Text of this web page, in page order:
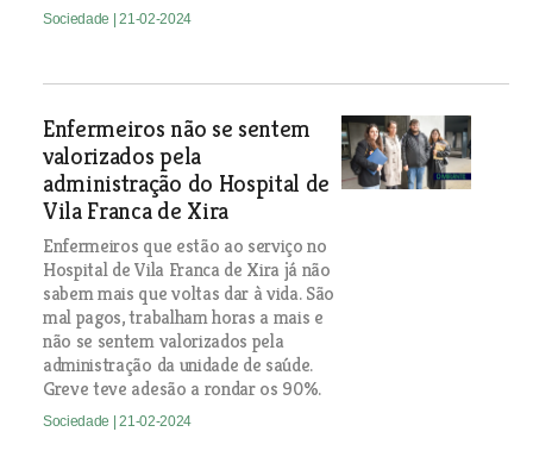
Sociedade | 21-02-2024
Enfermeiros não se sentem
valorizados pela
administração do Hospital de
Vila Franca de Xira
Enfermeiros que estão ao serviço no
Hospital de Vila Franca de Xira já não
sabem mais que voltas dar à vida. São
mal pagos, trabalham horas a mais e
não se sentem valorizados pela
administração da unidade de saúde.
Greve teve adesão a rondar os 90%.
Sociedade | 21-02-2024